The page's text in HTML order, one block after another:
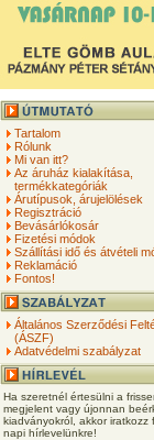
Tartalom
Rólunk
Mi van itt?
Az áruház kialakítása,
termékkategóriák
Árutípusok, árujelölések
Regisztráció
Bevásárlókosár
Fizetési módok
Szállítási idő és átvételi
Reklamáció
Fontos!
Általános Szerződési
(ÁSZF)
Adatvédelmi szabályzat
Ha szeretnél értesülni a
megjelent vagy újonnan
kiadványokról, akkor iratkozz
napi hírlevelünkre!